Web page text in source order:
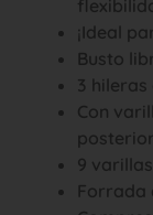
¡Ideal
Busto
3 hileras
Con
posterior
9
Forrada